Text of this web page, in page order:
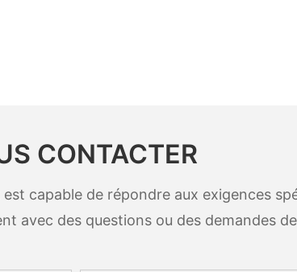
CONTACTER
capable de répondre aux exigences
avec des questions ou des demandes